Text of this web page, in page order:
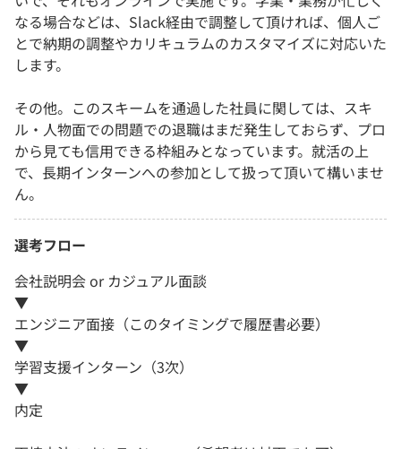
なる場合などは、Slack経由で調整して頂ければ、個人ご
とで納期の調整やカリキュラムのカスタマイズに対応いた
します。
その他。このスキームを通過した社員に関しては、スキ
ル・人物面での問題での退職はまだ発生しておらず、プロ
から見ても信用できる枠組みとなっています。就活の上
で、長期インターンへの参加として扱って頂いて構いませ
ん。
選考フロー
会社説明会 or カジュアル面談
▼
エンジニア面接（このタイミングで履歴書必要）
▼
学習支援インターン（3次）
▼
内定